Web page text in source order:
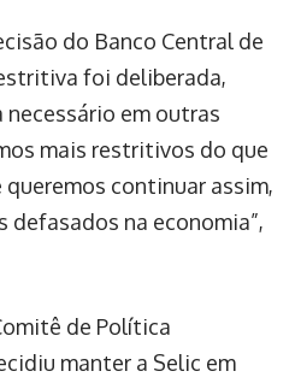
do Banco Central de
foi deliberada,
necessário em outras
mais restritivos do que
continuar assim,
na economia”,
de Política
manter a Selic em